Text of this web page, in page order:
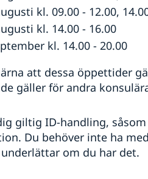
kl. 09.00 - 12.00,
kl. 14.00 - 16.00
kl. 14.00 - 20.00
att dessa öppettider
gäller för andra
giltig ID-handling,
Du behöver inte ha
om du har det.